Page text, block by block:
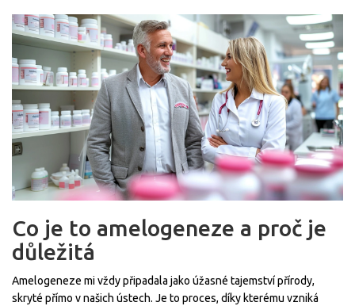
Co je to amelogeneze a proč je
důležitá
Amelogeneze mi vždy připadala jako úžasné tajemství přírody,
skryté přímo v našich ústech. Je to proces, díky kterému vzniká